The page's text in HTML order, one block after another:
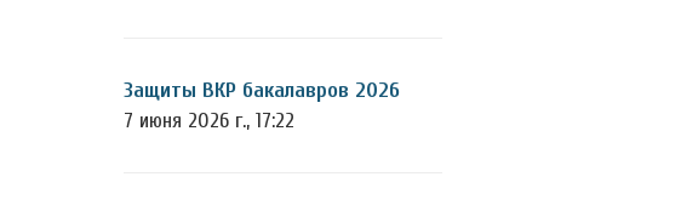
Защиты ВКР бакалавров 2026
7 июня 2026 г., 17:22